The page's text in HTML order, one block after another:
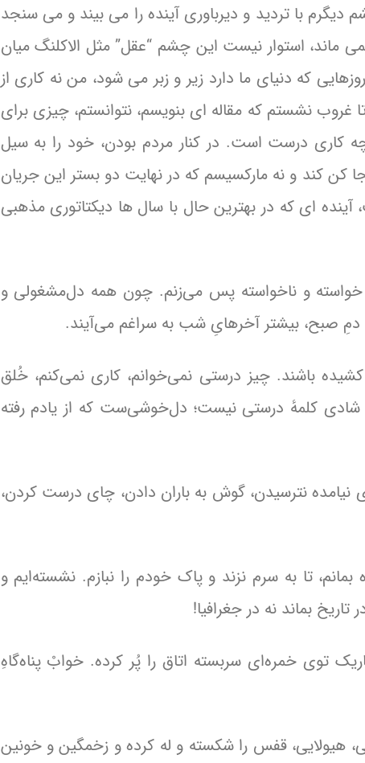
با تردید و دیرباوری آینده را می بیند و می سنجد
استوار نیست این چشم “عقل” مثل الاکلنگ میان
که دنیای ما دارد زیر و زبر می شود، من نه کاری از
نشستم که مقاله ای بنویسم، نتوانستم، چیزی برای
کاری درست است. در کنار مردم بودن، خود را به سیل
کن کند و نه مارکسیسم که در نهایت دو بستر این جریان
ای که در بهترین حال با سال ها دیکتاتوری مذهبی
و ناخواسته پس می‌زنم. چون همه دل‌مشغولی و
صبح، بیشتر آخرهایِ شب به‌ سراغم می‌آیند.
باشند. چیز درستی نمی‌خوانم، کاری نمی‌کنم، خُلق
کلمهٔ درستی نیست؛ دل‌خوشی‌ست که از یادم رفته
نیامده نترسیدن، گوش به باران دادن، چای درست کردن،
بمانم، تا به سرم نزند و پاک خودم را نبازم. نشسته‌ایم و
بماند نه در جغرافیا!
توی خمره‌ای سربسته اتاق را پُر کرده. خوابْ پناه‌گاهِ
هیولایی، قفس را شکسته و له کرده و زخمگین و خونین